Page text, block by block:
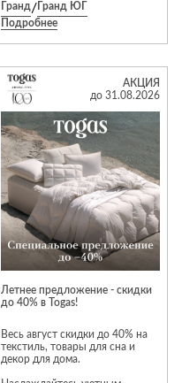
коллекции для жилых зон Este,
Savona, Elegante, Alivio, Altera,
Turin, Boston, Bruno, Vela, Tiara,
Arta, Monako, Napoli, Teramo;
Cartizze, Barolo, Bruno, Greco,
Uniline, Bridge, Terra, Canti,
Kantri и Antella; мягкие
интерьерные кровати; мягкая
мебель Antau, Arden, Bioko,
Brela, Gleno, Kayan, Lanz, Nile,
Omish, Solin, Talla, Tokka, Trim,
Tyrol, Baffin и Bioko; матрасы,
подушки, одеяла и защитные
чехлы. Подробности у
продавцов‑консультантов и на
сайте dyatkovo.ru.
Гранд/ Гранд ЮГ
Подробнее
АКЦИЯ
до 31.08.2026
Летнее предложение - скидки
до 40% в Togas!
Весь август скидки до 40% на
текстиль, товары для сна и
декор для дома.